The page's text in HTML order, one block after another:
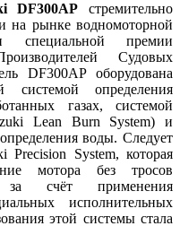
DF300AP стремительно
на рынке водномоторной
премии
Судовых
DF300AP оборудована
определения
газах, системой
Lean Burn System) и
воды. Следует
Precision System, которая
мотора без тросов
за счёт применения
исполнительных
этой системы стала